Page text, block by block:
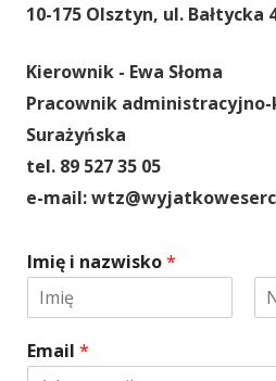
10-175 Olsztyn, ul. Bałtycka
Kierownik - Ewa Słoma
Pracownik
Surażyńska
tel. 89 527 35 05
e-mail:
Imię i nazwisko*
i
e
Email *